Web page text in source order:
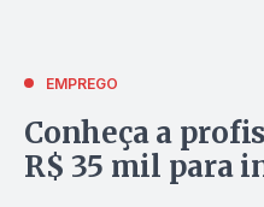
EMPREGO
Conheça a
R$ 35 mil para